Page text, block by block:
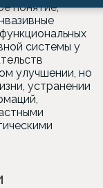
понятие,
системы у
улучшении, но
устранении